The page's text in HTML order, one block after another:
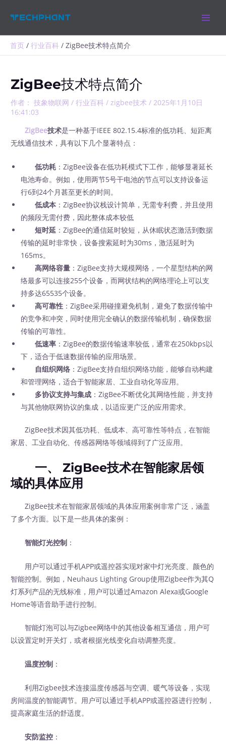
首页 行业百科 ZigBee技术特点简介
ZigBee技术特点简介
作者： 技象物联网/行业百科 /zigbee技术 /2025年1月10日
16:41:03
ZigBee技术是一种基于IEEE 802.15.4标准的低功耗、短距离
无线通信技术，具有以下几个显著特点：
低功耗 ：ZigBee设备在低功耗模式下工作，能够显著延长
电池寿命。例如，使用两节5号干电池的节点可以支持设备运
行6到24个月甚至更长的时间。
低成本 ：ZigBee协议栈设计简单，无需专利费，并且使用
的频段无需付费，因此整体成本较低
短时延 ：ZigBee的通信延时较短，从休眠状态激活到数据
传输的延时非常快，设备搜索延时为30ms，激活延时为
165ms。
高网络容量 ：ZigBee支持大规模网络，一个星型结构的网
络最多可以连接255个设备，而网状结构的网络理论上可以支
持多达65535个设备。
高可靠性 ：ZigBee采用碰撞避免机制，避免了数据传输中
的竞争和冲突，同时使用完全确认的数据传输机制，确保数据
传输的可靠性。
低速率 ：ZigBee的数据传输速率较低，通常在250kbps以
下，适合于低速数据传输的应用场景。
自组织网络 ：ZigBee支持自组织网络功能，能够自动构建
和管理网络，适合于智能家居、工业自动化等应用。
多协议支持与集成 ：ZigBee不断优化其网络性能，并支持
与其他物联网协议的集成，以适应更广泛的应用需求。
ZigBee技术因其低功耗、低成本、高可靠性等特点，在智能
家居、工业自动化、传感器网络等领域得到了广泛应用。
一、 ZigBee技术在智能家居领
域的具体应用
ZigBee技术在智能家居领域的具体应用案例非常广泛，涵盖
了多个方面。以下是一些具体的案例：
智能灯光控制 ：
用户可以通过手机APP或遥控器实现对家中灯光亮度、颜色的
智能控制。例如，Neuhaus Lighting Group使用Zigbee作为其Q
灯系列产品的无线标准，用户可以通过Amazon Alexa或Google
Home等语音助手进行控制。
智能灯泡可以与Zigbee网络中的其他设备相互通信，用户可
以设置定时开关灯，或者根据光线变化自动调整亮度。
温度控制 ：
利用Zigbee技术连接温度传感器与空调、暖气等设备，实现
房间温度的智能调节。用户可以通过手机APP或遥控器进行控制，
提高家庭生活的舒适度。
安防监控 ：